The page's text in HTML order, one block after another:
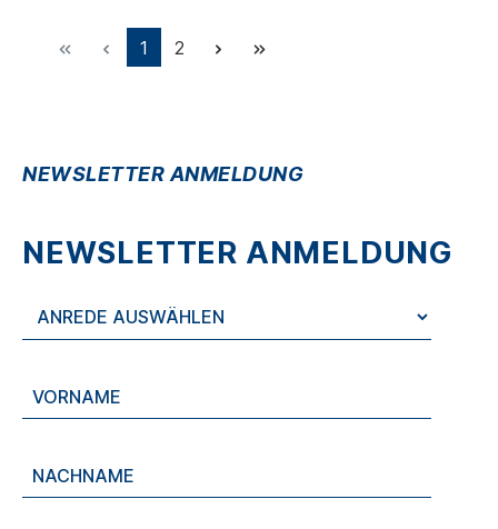
1 2
NEWSLETTER ANMELDUNG
NEWSLETTER ANMELDUNG